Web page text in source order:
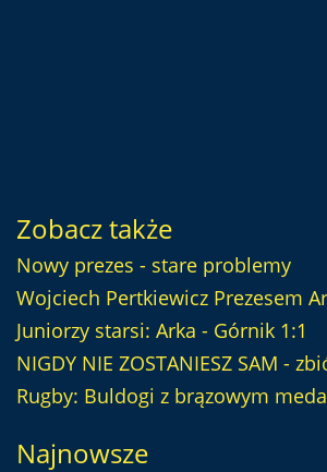
Zobacz także
Nowy prezes - stare problemy
Wojciech Pertkiewicz Prezesem
Juniorzy starsi: Arka - Górnik 1:1
NIGDY NIE ZOSTANIESZ SAM -
Rugby: Buldogi z brązowym
Najnowsze